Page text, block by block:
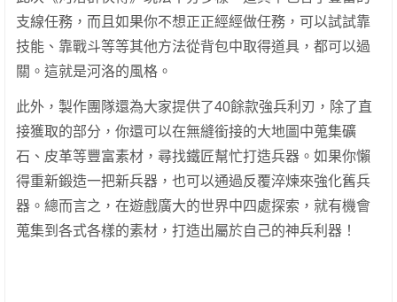
支線任務，而且如果你不想正正經經做任務，可以試試靠
技能、靠戰斗等等其他方法從背包中取得道具，都可以過
關。這就是河洛的風格。
此外，製作團隊還為大家提供了40餘款強兵利刃，除了直
接獲取的部分，你還可以在無縫銜接的大地圖中蒐集礦
石、皮革等豐富素材，尋找鐵匠幫忙打造兵器。如果你懶
得重新鍛造一把新兵器，也可以通過反覆淬煉來強化舊兵
器。總而言之，在遊戲廣大的世界中四處探索，就有機會
蒐集到各式各樣的素材，打造出屬於自己的神兵利器！